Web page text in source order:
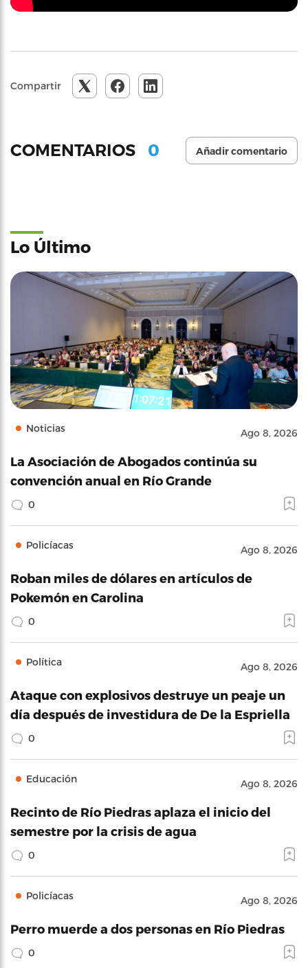
Compartir
COMENTARIOS 0 Añadir comentario
Lo Último
Noticias Ago 8, 2026
La Asociación de Abogados continúa su
convención anual en Río Grande
0
Policíacas Ago 8, 2026
Roban miles de dólares en artículos de
Pokemón en Carolina
0
Política Ago 8, 2026
Ataque con explosivos destruye un peaje un
día después de investidura de De la Espriella
0
Educación Ago 8, 2026
Recinto de Río Piedras aplaza el inicio del
semestre por la crisis de agua
0
Policíacas Ago 8, 2026
Perro muerde a dos personas en Río Piedras
0